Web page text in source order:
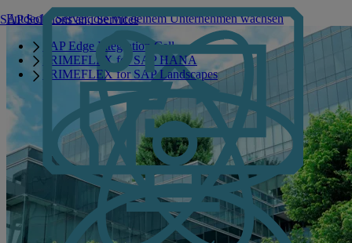
SAP Solutions and Services
SAP Edge Integration Cell
PRIMEFLEX for SAP HANA
PRIMEFLEX for SAP Landscapes
Entdecke Server, die mit deinem Unternehmen wachsen